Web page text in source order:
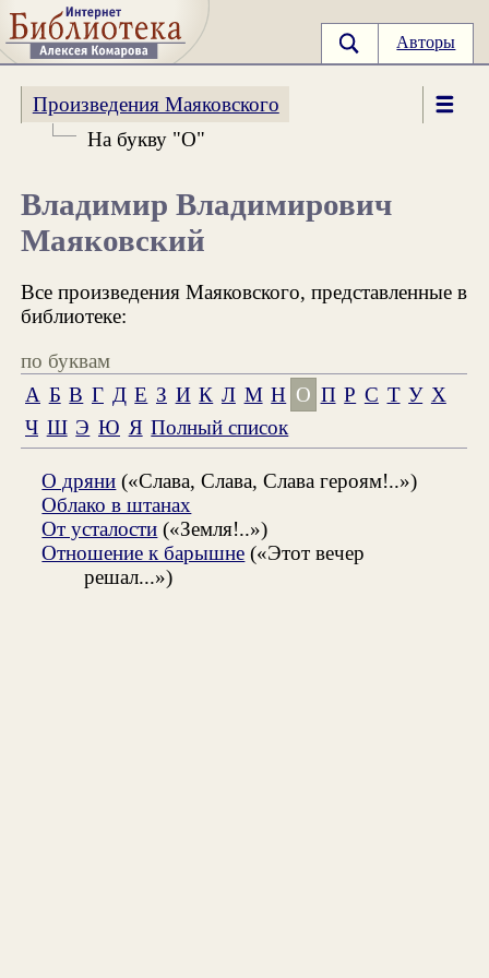
Авторы
Произведения Маяковского
На букву "О"
Владимир Владимирович
Маяковский
Все произведения Маяковского, представленные в
библиотеке:
по буквам
А Б В Г Д Е З И К Л М Н О П Р С Т У Х
Ч Ш Э Ю Я Полный список
О дряни («Слава, Слава, Слава героям!..»)
Облако в штанах
От усталости («Земля!..»)
Отношение к барышне («Этот вечер
решал...»)